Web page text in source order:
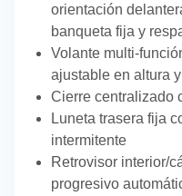
orientación
banqueta fija y
Volante multi-
ajustable en altura
Cierre centralizado
Luneta trasera fija
intermitente
Retrovisor interior/
progresivo